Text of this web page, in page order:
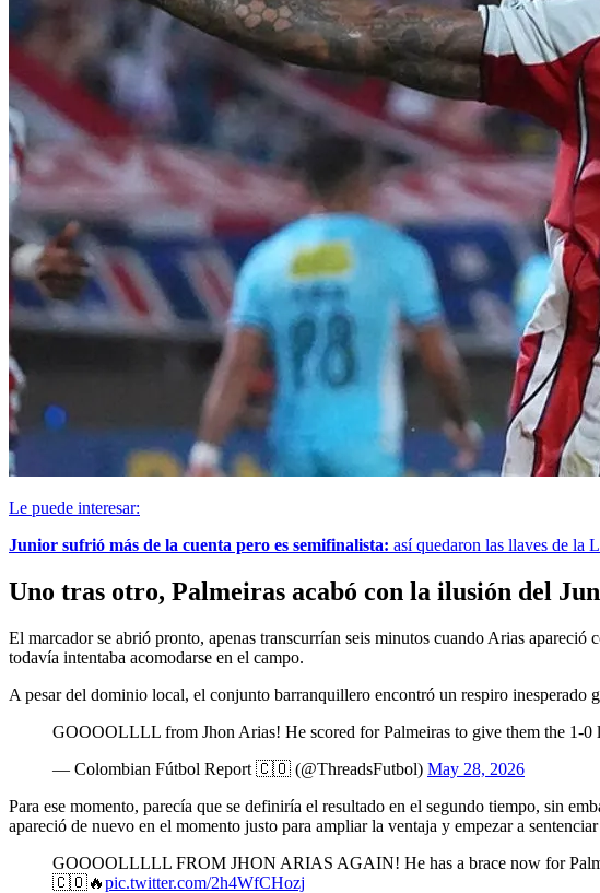
Le puede interesar:
Junior sufrió más de la cuenta pero es semifinalista: así quedaron las llaves de la
Uno tras otro, Palmeiras acabó con la ilusión del
El marcador se abrió pronto, apenas transcurrían seis minutos cuando Arias
todavía intentaba acomodarse en el campo.
A pesar del dominio local, el conjunto barranquillero encontró un respiro inesperado
GOOOOLLLL from Jhon Arias! He scored for Palmeiras to give them the
— Colombian Fútbol Report 🇨🇴 (@ThreadsFutbol) May 28, 2026
Para ese momento, parecía que se definiría el resultado en el segundo tiempo, sin
apareció de nuevo en el momento justo para ampliar la ventaja y empezar a
GOOOOLLLLL FROM JHON ARIAS AGAIN! He has a brace now for
🇨🇴🔥pic.twitter.com/2h4WfCHozj